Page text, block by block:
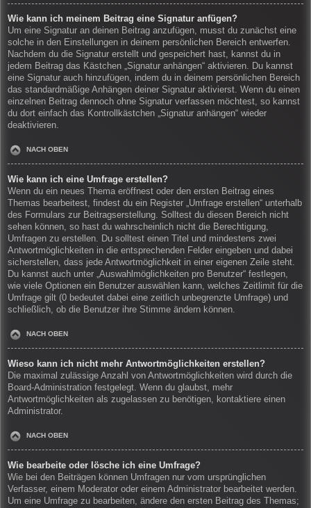
Wie kann ich meinem Beitrag eine Signatur anfügen?
Um eine Signatur an deinen Beitrag anzufügen, musst du zunächst eine
solche in den Einstellungen in deinem persönlichen Bereich entwerfen.
Nachdem du die Signatur erstellt und gespeichert hast, kannst du in
jedem Beitrag das Kästchen „Signatur anhängen“ aktivieren. Du kannst
eine Signatur auch hinzufügen, indem du in deinem persönlichen Bereich
das standardmäßige Anhängen deiner Signatur aktivierst. Wenn du einen
einzelnen Beitrag dennoch ohne Signatur verfassen möchtest, so kannst
du dort einfach das Kontrollkästchen „Signatur anhängen“ wieder
deaktivieren.
NACH OBEN
Wie kann ich eine Umfrage erstellen?
Wenn du ein neues Thema eröffnest oder den ersten Beitrag eines
Themas bearbeitest, findest du ein Register „Umfrage erstellen“ unterhalb
des Formulars zur Beitragserstellung. Solltest du diesen Bereich nicht
sehen können, so hast du wahrscheinlich nicht die Berechtigung,
Umfragen zu erstellen. Du solltest einen Titel und mindestens zwei
Antwortmöglichkeiten in die entsprechenden Felder eingeben und dabei
sicherstellen, dass jede Antwortmöglichkeit in einer eigenen Zeile steht.
Du kannst auch unter „Auswahlmöglichkeiten pro Benutzer“ festlegen,
wie viele Optionen ein Benutzer auswählen kann, welches Zeitlimit für die
Umfrage gilt (0 bedeutet dabei eine zeitlich unbegrenzte Umfrage) und
schließlich, ob die Benutzer ihre Stimme ändern können.
NACH OBEN
Wieso kann ich nicht mehr Antwortmöglichkeiten erstellen?
Die maximal zulässige Anzahl von Antwortmöglichkeiten wird durch die
Board-Administration festgelegt. Wenn du glaubst, mehr
Antwortmöglichkeiten als zugelassen zu benötigen, kontaktiere einen
Administrator.
NACH OBEN
Wie bearbeite oder lösche ich eine Umfrage?
Wie bei den Beiträgen können Umfragen nur vom ursprünglichen
Verfasser, einem Moderator oder einem Administrator bearbeitet werden.
Um eine Umfrage zu bearbeiten, ändere den ersten Beitrag des Themas;